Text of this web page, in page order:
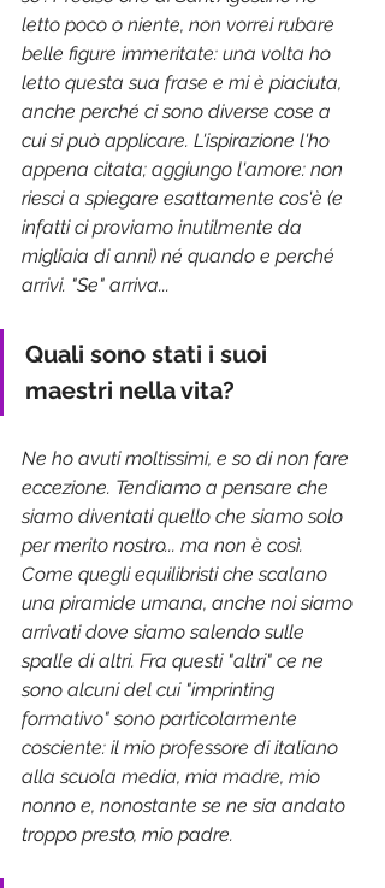
letto poco o niente, non vorrei rubare
belle figure immeritate: una volta ho
letto questa sua frase e mi è piaciuta,
anche perché ci sono diverse cose a
cui si può applicare. L'ispirazione l'ho
appena citata; aggiungo l'amore: non
riesci a spiegare esattamente cos'è (e
infatti ci proviamo inutilmente da
migliaia di anni) né quando e perché
arrivi. "Se" arriva...
Quali sono stati i suoi
maestri nella vita?
Ne ho avuti moltissimi, e so di non fare
eccezione. Tendiamo a pensare che
siamo diventati quello che siamo solo
per merito nostro... ma non è così.
Come quegli equilibristi che scalano
una piramide umana, anche noi siamo
arrivati dove siamo salendo sulle
spalle di altri. Fra questi "altri" ce ne
sono alcuni del cui "imprinting
formativo" sono particolarmente
cosciente: il mio professore di italiano
alla scuola media, mia madre, mio
nonno e, nonostante se ne sia andato
troppo presto, mio padre.